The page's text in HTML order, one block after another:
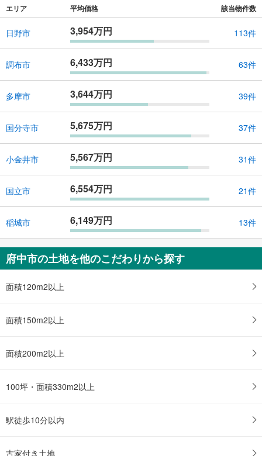
エリア 平均価格 該当物件数
日野市 3,954万円 113件
調布市 6,433万円 63件
多摩市 3,644万円 39件
国分寺市 5,675万円 37件
小金井市 5,567万円 31件
国立市 6,554万円 21件
稲城市 6,149万円 13件
府中市の土地を他のこだわりから探す
面積120m2以上
面積150m2以上
面積200m2以上
100坪・面積330m2以上
駅徒歩10分以内
古家付き土地